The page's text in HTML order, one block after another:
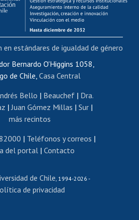
Funcionarias/os
internos de capacitación
Bienestar del personal
de movilidad interna
Certificado de renta
de renta honorarios
Editar páginas blancas
Extranjeras/os
y reconocimiento de títulos
Programa de Movilidad Estudiantil
Cursos de español
Bernardo O'Higgins 1058,
de Chile,Casa Central
Bello | Beauchef| Dra.
|Juan Gómez Millas | Sur |
más recintos
| Teléfonos y correos |
del portal| Contacto
de Chile, 1994-2026 -
de privacidad
en estándares de igualdad de género